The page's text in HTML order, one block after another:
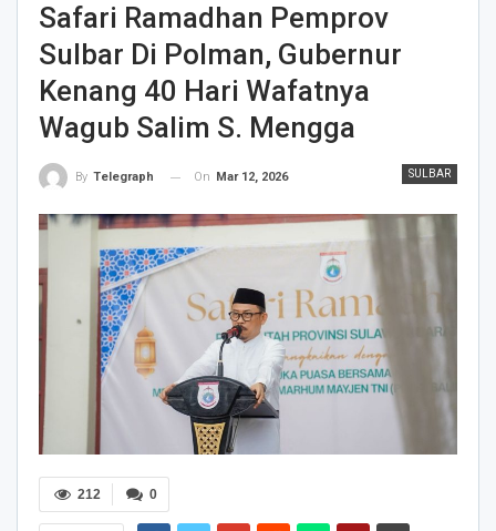
Safari Ramadhan Pemprov
Sulbar Di Polman, Gubernur
Kenang 40 Hari Wafatnya
Wagub Salim S. Mengga
SULBAR
By Telegraph On Mar 12, 2026
0
212